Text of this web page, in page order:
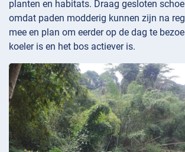
planten en habitats. Draag gesloten
omdat paden modderig kunnen zijn na
mee en plan om eerder op de dag te
koeler is en het bos actiever is.